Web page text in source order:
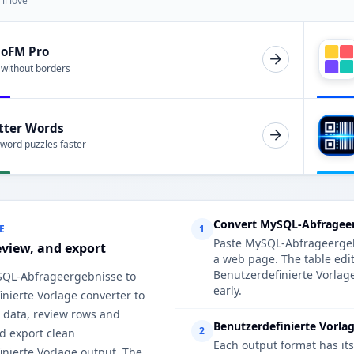
Pro
borders
Words
puzzles faster
and export
Abfrageergebnisse to
Vorlage converter to
review rows and
export clean
1
Convert MySQL-
Paste MySQL-
a web page. The table
Benutzerdefinierte
early.
2
Benutzerdefinierte
Each output format has